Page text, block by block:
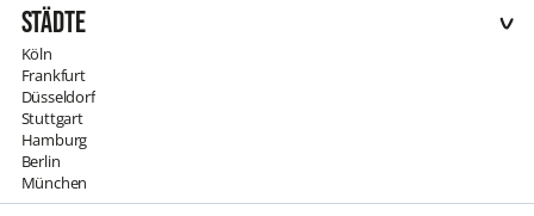
Städte
Köln
Frankfurt
Düsseldorf
Stuttgart
Hamburg
Berlin
München